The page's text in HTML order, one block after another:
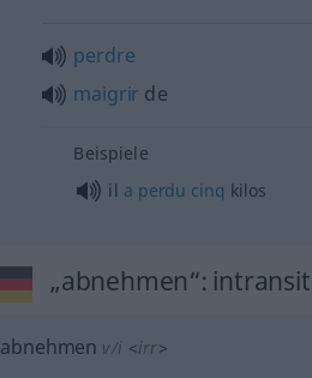
perdre
maigrir de
Beispiele
il a perdu cinq kilos
„abnehmen“:
abnehmen v/i <irr>